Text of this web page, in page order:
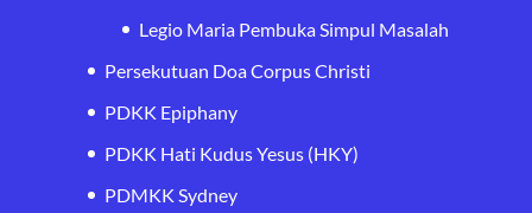
Legio Maria Pembuka Simpul Masalah
Persekutuan Doa Corpus Christi
PDKK Epiphany
PDKK Hati Kudus Yesus (HKY)
PDMKK Sydney